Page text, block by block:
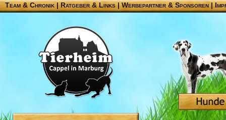
Team & Chronik |Ratgeber & Links|Werbepartner & Sponsoren|